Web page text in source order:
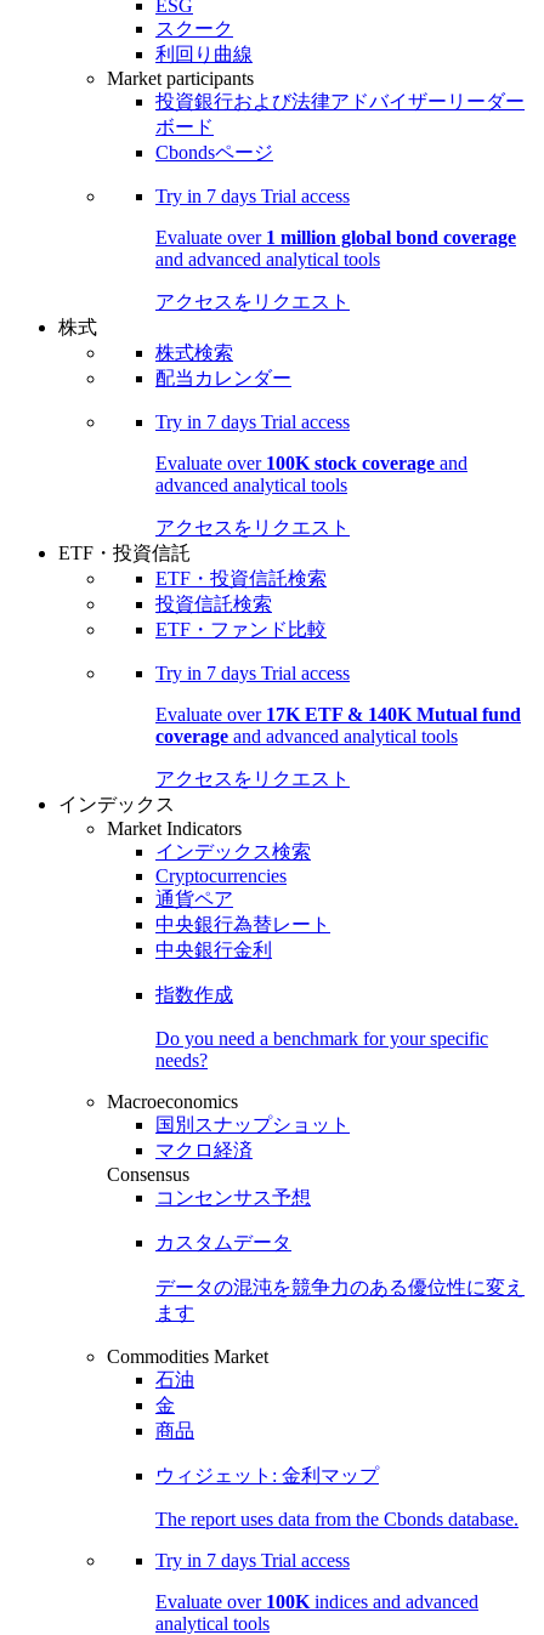
ESG
スクーク
利回り曲線
Market participants
投資銀行および法律アドバイザーリーダー
ボード
Cbondsページ
Try in 7 days Trial access
Evaluate over 1 million global bond coverage
and advanced analytical tools
アクセスをリクエスト
株式
株式検索
配当カレンダー
Try in 7 days Trial access
Evaluate over 100K stock coverage and
advanced analytical tools
アクセスをリクエスト
ETF・投資信託
ETF・投資信託検索
投資信託検索
ETF・ファンド比較
Try in 7 days Trial access
Evaluate over 17K ETF & 140K Mutual fund
coverage and advanced analytical tools
アクセスをリクエスト
インデックス
Market Indicators
インデックス検索
Cryptocurrencies
通貨ペア
中央銀行為替レート
中央銀行金利
指数作成
Do you need a benchmark for your specific
needs?
Macroeconomics
国別スナップショット
マクロ経済
Consensus
コンセンサス予想
カスタムデータ
データの混沌を競争力のある優位性に変え
ます
Commodities Market
石油
金
商品
ウィジェット: 金利マップ
The report uses data from the Cbonds database.
Try in 7 days Trial access
Evaluate over 100K indices and advanced
analytical tools